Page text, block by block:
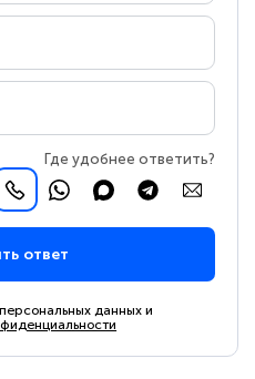
Где удобнее ответить?
ответ
данных и